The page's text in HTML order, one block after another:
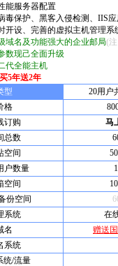
能服务器配置
毒保护、黑客入侵检测、IIS
开设、完善的虚拟主机管理系
域名及功能强大的企业邮局(
数现己全面升级
代全能主机
5年送2年
型
20用户
格
订购
马
总数
空间
户数量
空间
份空间
系统
在
名
赠送
系统
统/流量